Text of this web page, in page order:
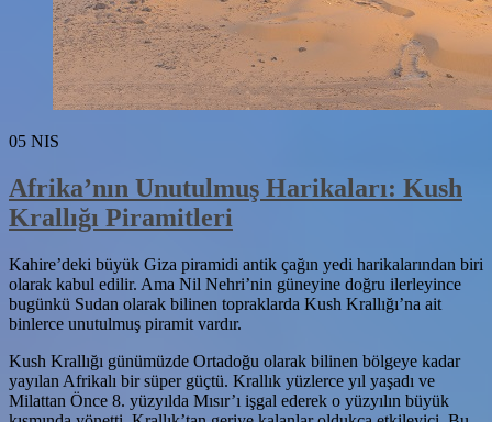
05 NIS
Afrika’nın Unutulmuş Harikaları: Kush
Krallığı Piramitleri
Kahire’deki büyük Giza piramidi antik çağın yedi harikalarından biri
olarak kabul edilir. Ama Nil Nehri’nin güneyine doğru ilerleyince
bugünkü Sudan olarak bilinen topraklarda Kush Krallığı’na ait
binlerce unutulmuş piramit vardır.
Kush Krallığı günümüzde Ortadoğu olarak bilinen bölgeye kadar
yayılan Afrikalı bir süper güçtü. Krallık yüzlerce yıl yaşadı ve
Milattan Önce 8. yüzyılda Mısır’ı işgal ederek o yüzyılın büyük